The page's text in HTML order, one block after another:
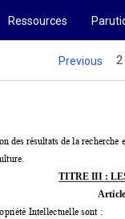
Ressources
Previous
des résultats de la recherche
TITRE III :
Intellectuelle sont :